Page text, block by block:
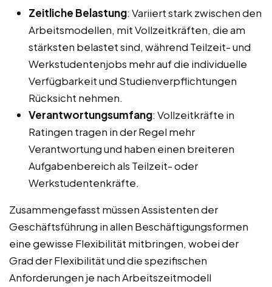
Zeitliche Belastung: Variiert stark zwischen den
Arbeitsmodellen, mit Vollzeitkräften, die am
stärksten belastet sind, während Teilzeit- und
Werkstudentenjobs mehr auf die individuelle
Verfügbarkeit und Studienverpflichtungen
Rücksicht nehmen.
Verantwortungsumfang: Vollzeitkräfte in
Ratingen tragen in der Regel mehr
Verantwortung und haben einen breiteren
Aufgabenbereich als Teilzeit- oder
Werkstudentenkräfte.
Zusammengefasst müssen Assistenten der
Geschäftsführung in allen Beschäftigungsformen
eine gewisse Flexibilität mitbringen, wobei der
Grad der Flexibilität und die spezifischen
Anforderungen je nach Arbeitszeitmodell